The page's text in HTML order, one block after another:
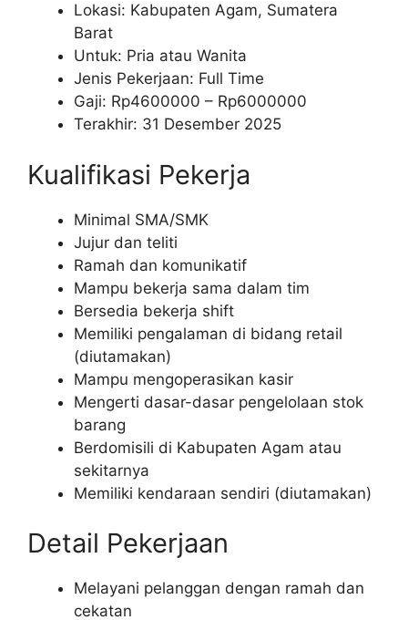
Lokasi: Kabupaten Agam, Sumatera
Barat
Untuk: Pria atau Wanita
Jenis Pekerjaan: Full Time
Gaji: Rp4600000 – Rp6000000
Terakhir: 31 Desember 2025
Kualifikasi Pekerja
Minimal SMA/SMK
Jujur dan teliti
Ramah dan komunikatif
Mampu bekerja sama dalam tim
Bersedia bekerja shift
Memiliki pengalaman di bidang retail
(diutamakan)
Mampu mengoperasikan kasir
Mengerti dasar-dasar pengelolaan stok
barang
Berdomisili di Kabupaten Agam atau
sekitarnya
Memiliki kendaraan sendiri (diutamakan)
Detail Pekerjaan
Melayani pelanggan dengan ramah dan
cekatan